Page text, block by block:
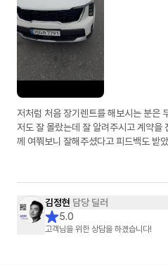
저처럼 처음 장기렌트를 해보시는 분은
저도 잘 몰랐는데 잘 알려주시고 계약을
께 여쭤보니 잘해주셨다고 피드백도 받
김정현 담당 딜러
5.0
고객님을 위한 상담을 하겠습니다!